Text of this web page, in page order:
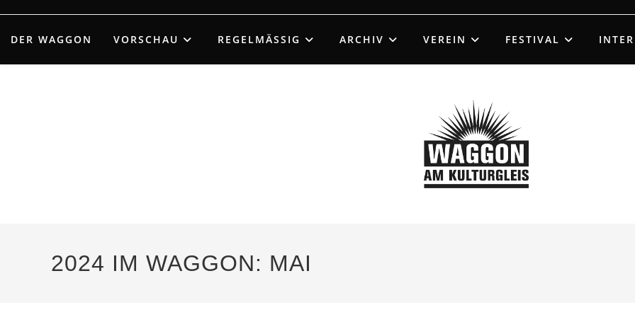
springen
DER WAGGON VORSCHAU REGELMÄSSIG ARCHIV VEREIN FESTIVAL
2024 IM WAGGON: MAI